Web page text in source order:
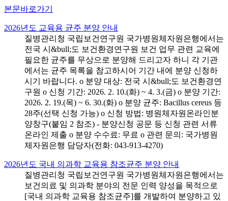
본문바로가기
2026년도 교육용 균주 분양 안내
질병관리청 국립보건연구원 국가병원체자원은행에서는
전국 시&bull;도 보건환경연구원 보건 업무 관련 교육에
필요한 균주를 무상으로 분양해 드리고자 하니 각 기관
에서는 균주 목록을 참고하시어 기간 내에 분양 신청하
시기 바랍니다. o 분양 대상: 전국 시&bull;도 보건환경연
구원 o 신청 기간: 2026. 2. 10.(화) ~ 4. 3.(금) o 분양 기간:
2026. 2. 19.(목) ~ 6. 30.(화) o 분양 균주: Bacillus cereus 등
28주(선택 신청 가능) o 신청 방법: 병원체자원온라인분
양창구(붙임 2 참조) - 분양신청 공문 등 신청 관련 서류
온라인 제출 o 분양 수수료: 무료 o 관련 문의: 국가병원
체자원은행 담당자(전화: 043-913-4270)
2026년도 국내 의과학 교육용 참조균주 분양 안내
질병관리청 국립보건연구원 국가병원체자원은행에서는
보건의료 및 의과학 분야의 전문 인력 양성을 목적으로
[국내 의과학 교육용 참조균주]를 개발하여 분양하고 있